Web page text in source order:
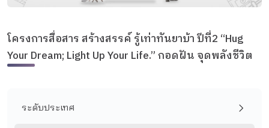
โครงการสื่อสาร สร้างสรรค์ รู้เท่าทันยาบ้า ปีที่2 “Hug
Your Dream; Light Up Your Life.” กอดฝัน จุดพลังชีวิต
ระดับประเทศ